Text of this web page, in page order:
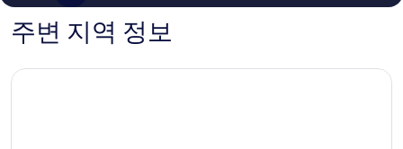
기
1,006
주변 지역 정보